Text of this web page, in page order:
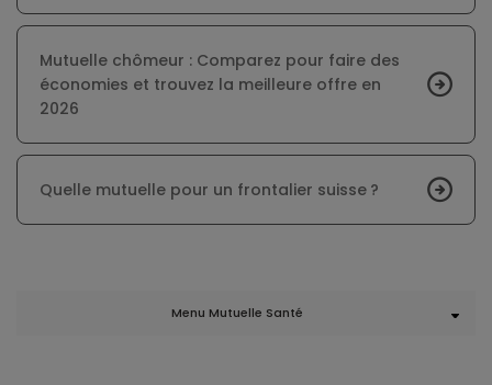
Mutuelle chômeur : Comparez pour faire des
économies et trouvez la meilleure offre en
2026
Quelle mutuelle pour un frontalier suisse ?
Menu Mutuelle Santé